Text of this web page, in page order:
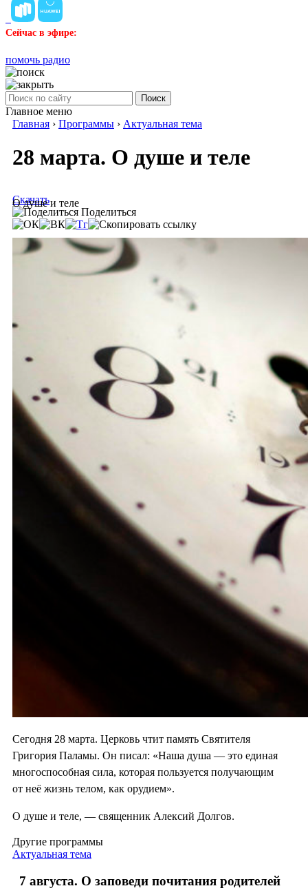
Сейчас в эфире:
помочь радио
Поиск
Главное меню
Главная › Программы › Актуальная тема
28 марта. О душе и теле
О душе и теле
Скачать
Поделиться
Сегодня 28 марта. Церковь чтит память Святителя
Григория Паламы. Он писал: «Наша душа — это единая
многоспособная сила, которая пользуется получающим
от неё жизнь телом, как орудием».
О душе и теле, — священник Алексий Долгов.
Другие программы
Актуальная тема
7 августа. О заповеди почитания родителей